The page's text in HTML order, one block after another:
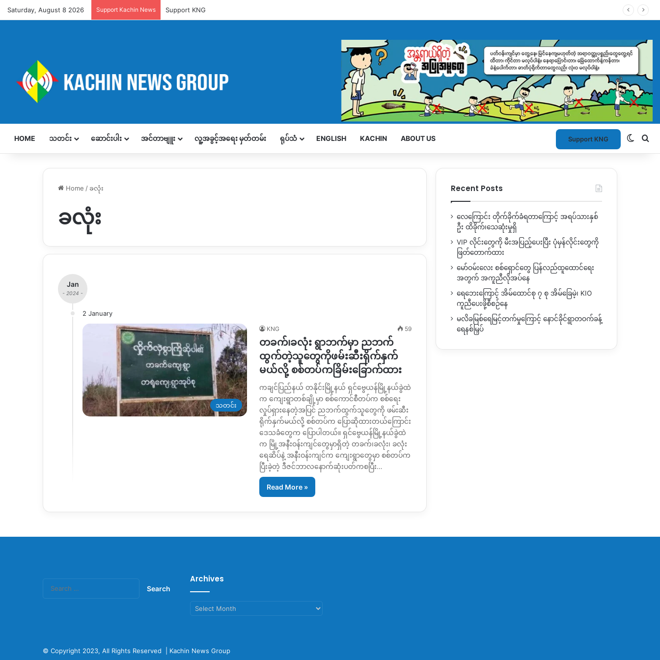
Saturday, August 8 2026 Support Kachin News Support KNG
HOME သတင်း ဆောင်းပါး အင်တာဗျူး လူ့အခွင့်အရေး မှတ်တမ်း ရုပ်သံ ENGLISH KACHIN ABOUT US Support KNG
Home /ခလုံး
ခလုံး
Jan
- 2024 -
2 January
သတင်း
KNG 59
တခက်၊ခလုံး ရွာဘက်မှာ ညဘက်
ထွက်တဲ့သူတွေကိုဖမ်းဆီးရိုက်နှက်
မယ်လို့ စစ်တပ်ကခြိမ်းခြောက်ထား
ကချင်ပြည်နယ် တနိုင်းမြို့နယ် ရှင်ဗွေယန်မြို့နယ်ခွဲထဲ
က ကျေးရွာတစ်ချို့မှာ စစ်ကောင်စီတပ်က စစ်ရေး
လှုပ်ရှားနေတဲ့အပြင် ညဘက်ထွက်သူတွေကို ဖမ်းဆီး
ရိုက်နှက်မယ်လို့ စစ်တပ်က ပြောဆိုထားတယ်ကြောင်း
ဒေသခံတွေက ပြောပါတယ်။ ရှင်ဗွေယန်မြို့နယ်ခွဲထဲ
က မြို့အနီးဝန်းကျင်တွေမှာရှိတဲ့ တခက်၊ခလုံး၊ ခလုံး
ရေဆိပ်နဲ့ အနီးဝန်းကျင်က ကျေးရွာတွေမှာ စစ်တပ်က
ပြီးခဲ့တဲ့ ဒီဇင်ဘာလနောက်ဆုံးပတ်ကစပြီး…
Read More »
Recent Posts
လေကြောင်း တိုက်ခိုက်ခံရတာကြောင့် အရပ်သားနှစ်
ဦး ထိခိုက်၊သေဆုံးမှုရှိ
VIP လိုင်းတွေကို မီးအပြည့်ပေးပြီး ပုံမှန်လိုင်းတွေကို
ဖြတ်တောက်ထား
မော်ဝမ်းလေး စစ်ရှောင်တွေ ပြန်လည်ထူထောင်ရေး
အတွက် အကူညီလိုအပ်နေ
ရေဘေးကြောင့် အိမ်ထောင်စု ၇ စု အိမ်ခြေမဲ့၊ KIO
ကူညီပေးဖို့စီစဉ်နေ
မလိခမြစ်ရေမြင့်တက်မှုကြောင့် နောင်ခိုင်ရွာတဝက်ခန့်
ရေနစ်မြှပ်
for:
Archives
Archives
© Copyright 2023, All Rights Reserved | Kachin News Group